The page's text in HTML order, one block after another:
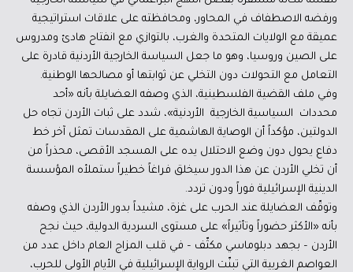
ورفضه الاصطفاف في المحاور، ومحافظته على علاقات استراتيجية
عميقة مع الولايات المتحدة والغرب، بالتوازي مع انفتاح هادئ ومدروس
على الصين وروسيا، وهو ما جعل السياسة الخارجية الأردنية قادرة على
التعامل مع التحولات دون التخلي عن ثوابتها أو مصالحها الوطنية.
وفي ملف القضية الفلسطينية، الذي وصفه العضايلة بأنه «أحد
محددات السياسية الخارجية الأردنية»، شدد على ثبات الأردن تجاه حل
الدولتين، مؤكداً أن الوصاية الهاشمية على المقدسات تمثل آخر خط
دفاع يحول دون وضع الاحتلال يده على المسجد الأقصى، محذراً من
أن تخلي الأردن عن هذا الدور سيخلق فراغاً خطيراً ستملأه المؤسسة
الدينية الإسرائيلية فوراً ودون تردد.
وتوقّف العضايلة عند الحرب على غزة، مشيداً بدور الأردن الذي وصفه
بأنه «الأكثر حضوراً وتأثيراً» على مستوى السردية الدولية، حيث نجح
الأردن – بجهد دبلوماسي مكثّف – في قلب المزاج العام داخل عدد من
العواصم الغربية التي تبنّت الرواية الإسرائيلية في الأيام الأولى للحرب،